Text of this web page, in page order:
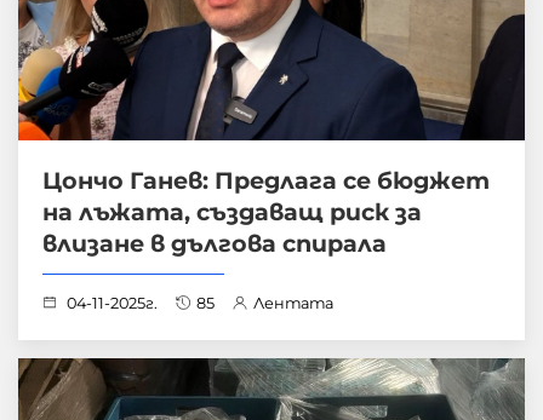
Цончо Ганев: Предлага се бюджет
на лъжата, създаващ риск за
влизане в дългова спирала
04-11-2025г. 85 Лентата